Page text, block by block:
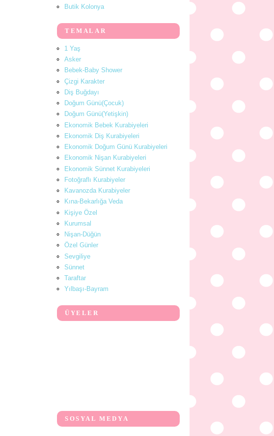
Butik Kolonya
TEMALAR
1 Yaş
Asker
Bebek-Baby Shower
Çizgi Karakter
Diş Buğdayı
Doğum Günü(Çocuk)
Doğum Günü(Yetişkin)
Ekonomik Bebek Kurabiyeleri
Ekonomik Diş Kurabiyeleri
Ekonomik Doğum Günü Kurabiyeleri
Ekonomik Nişan Kurabiyeleri
Ekonomik Sünnet Kurabiyeleri
Fotoğraflı Kurabiyeler
Kavanozda Kurabiyeler
Kına-Bekarlığa Veda
Kişiye Özel
Kurumsal
Nişan-Düğün
Özel Günler
Sevgiliye
Sünnet
Taraftar
Yılbaşı-Bayram
ÜYELER
SOSYAL MEDYA